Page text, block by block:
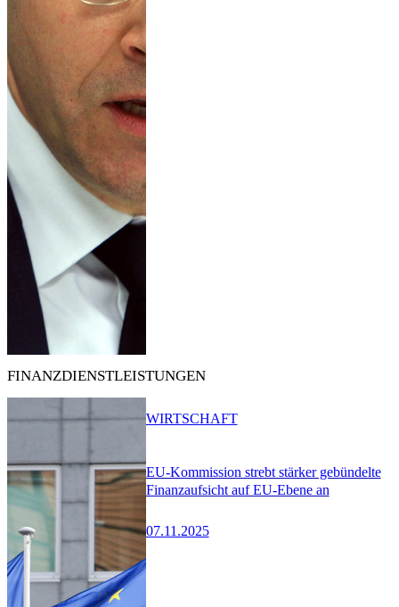
FINANZDIENSTLEISTUNGEN
EU-Kommission strebt stärker gebündelte
Finanzaufsicht auf EU-Ebene an
07.11.2025
WIRTSCHAFT